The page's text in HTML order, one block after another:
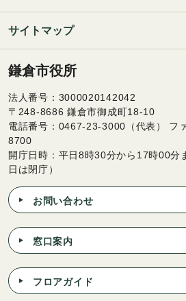
サイトマップ
鎌倉市役所
法人番号：3000020142042
〒248-8686 鎌倉市御成町18-10
電話番号：0467-23-3000（代表） フ
8700
開庁日時：平日8時30分から17時00分
日は閉庁）
お問い合わせ
窓口案内
フロアガイド